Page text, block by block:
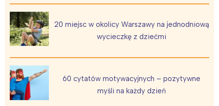
20 miejsc w okolicy Warszawy na jednodniową
wycieczkę z dziećmi
60 cytatów motywacyjnych – pozytywne
myśli na każdy dzień